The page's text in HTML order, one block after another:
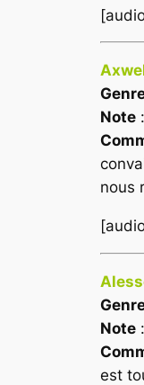
Note :
nous
Note :
est